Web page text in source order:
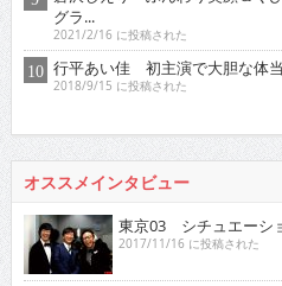
グラ...
2021/2/16 に投稿された
行平あい佳 初主演で大胆な体
2018/9/15 に投稿された
オススメインタビュー
東京03 シチュエーシ
2017/11/16 に投稿された